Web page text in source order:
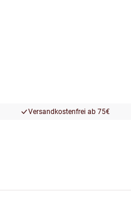
Versandkostenfrei ab 75€